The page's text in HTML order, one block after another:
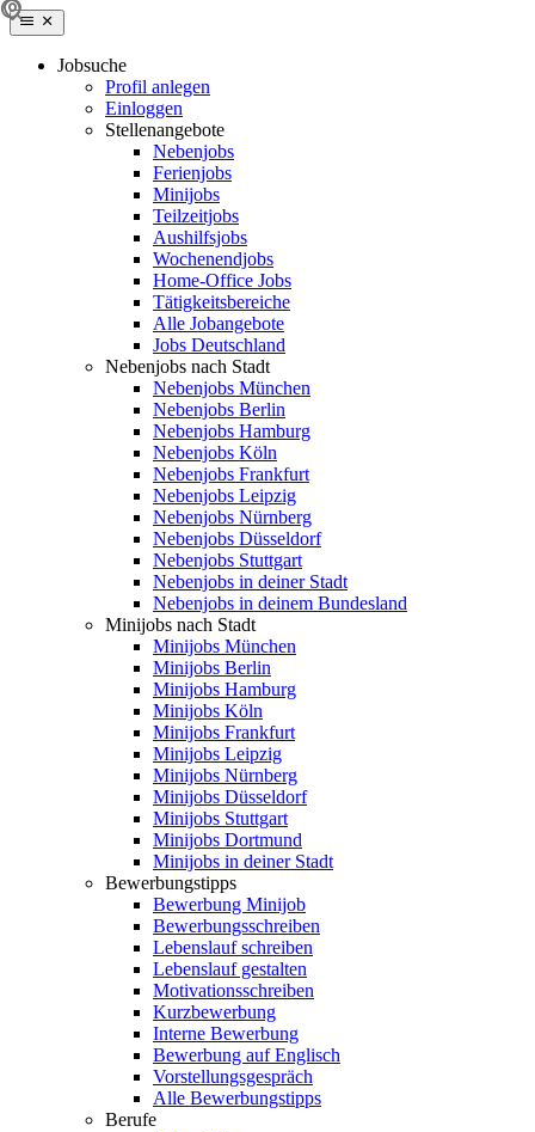
Jobsuche
Profil anlegen
Einloggen
Stellenangebote
Nebenjobs
Ferienjobs
Minijobs
Teilzeitjobs
Aushilfsjobs
Wochenendjobs
Home-Office Jobs
Tätigkeitsbereiche
Alle Jobangebote
Jobs Deutschland
Nebenjobs nach Stadt
Nebenjobs München
Nebenjobs Berlin
Nebenjobs Hamburg
Nebenjobs Köln
Nebenjobs Frankfurt
Nebenjobs Leipzig
Nebenjobs Nürnberg
Nebenjobs Düsseldorf
Nebenjobs Stuttgart
Nebenjobs in deiner Stadt
Nebenjobs in deinem Bundesland
Minijobs nach Stadt
Minijobs München
Minijobs Berlin
Minijobs Hamburg
Minijobs Köln
Minijobs Frankfurt
Minijobs Leipzig
Minijobs Nürnberg
Minijobs Düsseldorf
Minijobs Stuttgart
Minijobs Dortmund
Minijobs in deiner Stadt
Bewerbungstipps
Bewerbung Minijob
Bewerbungsschreiben
Lebenslauf schreiben
Lebenslauf gestalten
Motivationsschreiben
Kurzbewerbung
Interne Bewerbung
Bewerbung auf Englisch
Vorstellungsgespräch
Alle Bewerbungstipps
Berufe